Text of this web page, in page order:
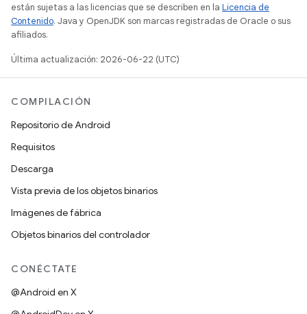
están sujetas a las licencias que se describen en la Licencia de
Contenido. Java y OpenJDK son marcas registradas de Oracle o sus
afiliados.
Última actualización: 2026-06-22 (UTC)
COMPILACIÓN
Repositorio de Android
Requisitos
Descarga
Vista previa de los objetos binarios
Imágenes de fábrica
Objetos binarios del controlador
CONÉCTATE
@Android en X